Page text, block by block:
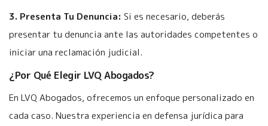
3. Presenta Tu Denuncia: Si es necesario, deberás
presentar tu denuncia ante las autoridades competentes o
iniciar una reclamación judicial.
¿Por Qué Elegir LVQ Abogados?
En LVQ Abogados, ofrecemos un enfoque personalizado en
cada caso. Nuestra experiencia en defensa jurídica para